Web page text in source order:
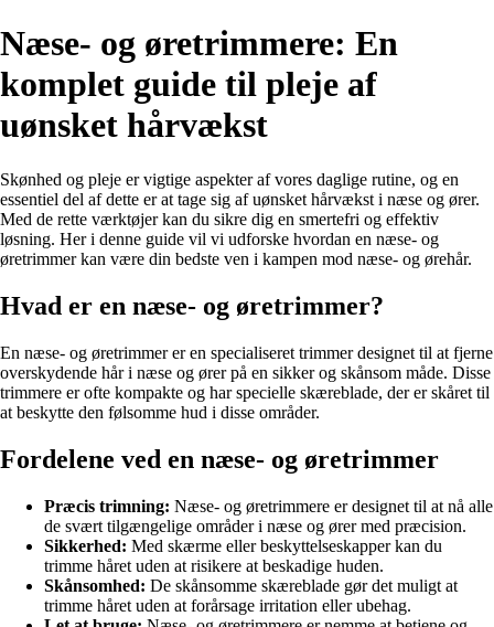
Næse- og øretrimmere: En
komplet guide til pleje af
uønsket hårvækst
Skønhed og pleje er vigtige aspekter af vores daglige rutine, og en
essentiel del af dette er at tage sig af uønsket hårvækst i næse og ører.
Med de rette værktøjer kan du sikre dig en smertefri og effektiv
løsning. Her i denne guide vil vi udforske hvordan en næse- og
øretrimmer kan være din bedste ven i kampen mod næse- og ørehår.
Hvad er en næse- og øretrimmer?
En næse- og øretrimmer er en specialiseret trimmer designet til at fjerne
overskydende hår i næse og ører på en sikker og skånsom måde. Disse
trimmere er ofte kompakte og har specielle skæreblade, der er skåret til
at beskytte den følsomme hud i disse områder.
Fordelene ved en næse- og øretrimmer
Præcis trimning: Næse- og øretrimmere er designet til at nå alle
de svært tilgængelige områder i næse og ører med præcision.
Sikkerhed: Med skærme eller beskyttelseskapper kan du
trimme håret uden at risikere at beskadige huden.
Skånsomhed: De skånsomme skæreblade gør det muligt at
trimme håret uden at forårsage irritation eller ubehag.